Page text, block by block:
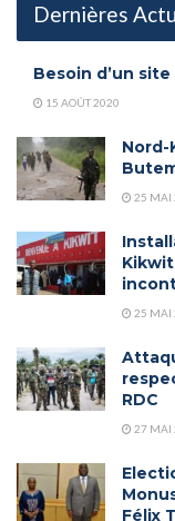
Dernières
Besoin d’un
15 AOÛT 2020
Nord-
25 MAI
25 MAI
RDC
27 MAI
Félix